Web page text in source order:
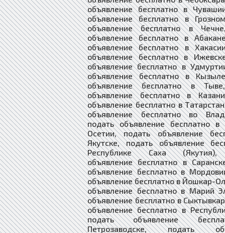
объявление бесплатно в
объявление бесплатно в
объявление бесплатно в
объявление бесплатно в
объявление бесплатно в
объявление бесплатно в
объявление бесплатно в
объявление бесплатно в
объявление бесплатно в
объявление бесплатно в
объявление бесплатно в
объявление бесплатно во
подать объявление бесплатно в
Осетии, подать объявление
Якутске, подать объявление
Республике Саха (Якутия),
объявление бесплатно в
объявление бесплатно в
объявление бесплатно в Йошкар-
объявление бесплатно в Марий
объявление бесплатно в
объявление бесплатно в
подать объявление
Петрозаводске, подать